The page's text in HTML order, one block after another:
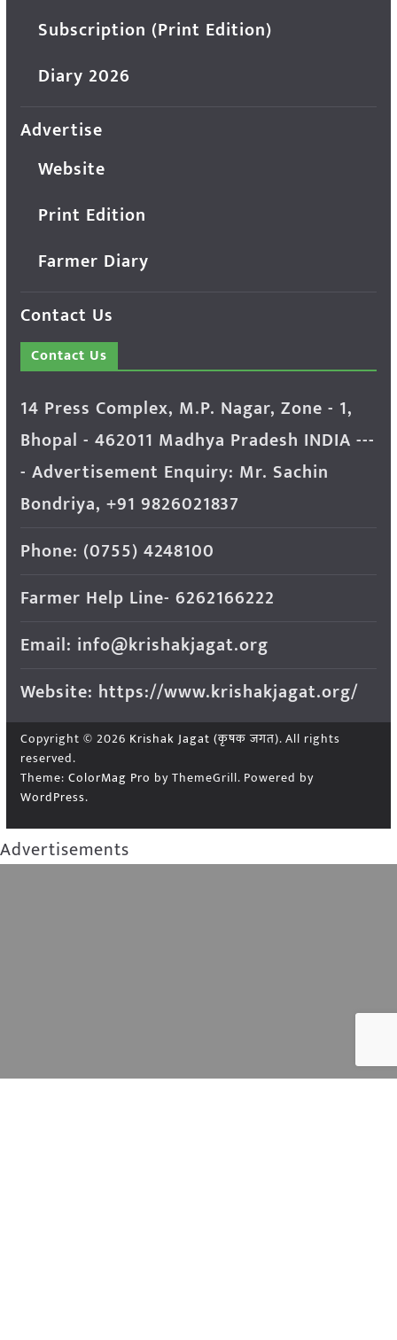
Subscription (Print Edition)
Diary 2026
Advertise
Website
Print Edition
Farmer Diary
Contact Us
Contact Us
14 Press Complex, M.P. Nagar, Zone - 1,
Bhopal - 462011 Madhya Pradesh INDIA ---
- Advertisement Enquiry: Mr. Sachin
Bondriya, +91 9826021837
Phone: (0755) 4248100
Farmer Help Line- 6262166222
Email: info@krishakjagat.org
Website: https://www.krishakjagat.org/
Copyright © 2026 Krishak Jagat (कृषक जगत). All rights
reserved.
Theme: ColorMag Pro by ThemeGrill. Powered by
WordPress.
Advertisements